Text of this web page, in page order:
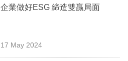
企業做好ESG 締造雙贏局面
17 May 2024